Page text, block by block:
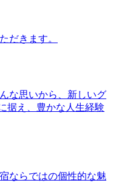
だきます。
な思いから、新しいグ
据え、豊かな人生経験
ならではの個性的な魅